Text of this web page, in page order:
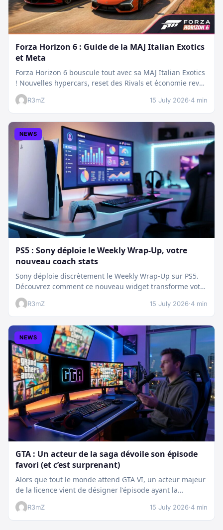
Forza Horizon 6 : Guide de la MAJ Italian Exotics
et Meta
Forza Horizon 6 bouscule tout avec sa MAJ Italian Exotics
! Nouvelles hypercars, reset des Rivals et économie revue
:…
R3mZ 15 July 2026·4 min
NEWS
PS5 : Sony déploie le Weekly Wrap-Up, votre
nouveau coach stats
Sony déploie discrètement le Weekly Wrap-Up sur PS5.
Découvrez comment ce nouveau widget transforme votre
dashboard et booste votre suivi…
R3mZ 15 July 2026·4 min
NEWS
GTA : Un acteur de la saga dévoile son épisode
favori (et c’est surprenant)
Alors que tout le monde attend GTA VI, un acteur majeur
de la licence vient de désigner l'épisode ayant la…
R3mZ 15 July 2026·4 min